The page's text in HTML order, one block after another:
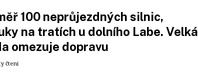
100 neprůjezdných silnic,
na tratích u dolního Labe. Velká
omezuje dopravu
čtení